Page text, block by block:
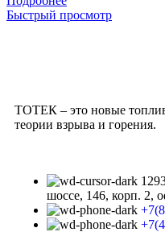
Быстрый просмотр
ТОТЕК – это новые
теории взрыва и горения.
шоссе, 146, корп. 2,